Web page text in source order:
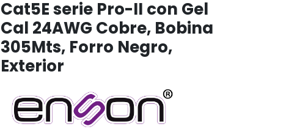
Cat5E serie Pro-II con Gel
Cal 24AWG Cobre, Bobina
305Mts, Forro Negro,
Exterior